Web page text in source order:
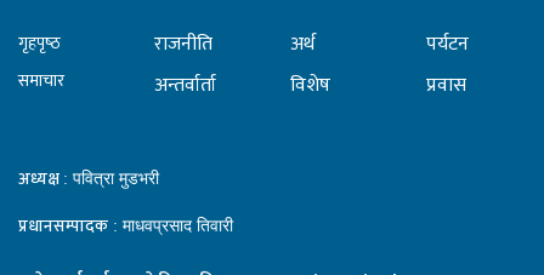
गृहपृष्‍ठ
समाचार
राजनीति
अन्तर्वार्ता
अर्थ
विशेष
पर्यटन
प्रवास
अध्यक्ष : पवित्रा मुडभरी
प्रधानसम्पादक : माधवप्रसाद तिवारी